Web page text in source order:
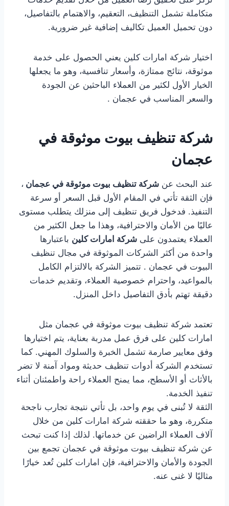
متكاملة تشمل التنظيف، التعقيم، والاهتمام بالتفاصيل،
دون تحميل العميل تكاليف إضافية غير ضرورية.
اختيار شركة امارات كلين يعني الحصول على خدمة
موثوقة، نتائج ممتازة، وأسعار تنافسية، وهو ما يجعلها
الخيار الأول لكثير من العملاء الباحثين عن الجودة
والسعر المناسب في عجمان .
شركة تنظيف بيوت موثوقة في
عجمان
عند البحث عن شركة تنظيف بيوت موثوقة في عجمان ،
فإن الثقة تأتي في المقام الأول قبل السعر أو سرعة
التنفيذ. فدخول فريق تنظيف إلى منزلك يتطلب مستوى
عاليًا من الأمان والاحترافية، وهذا ما جعل الكثير من
العملاء يعتمدون على شركة امارات كلين باعتبارها
واحدة من أكثر الشركات الموثوقة في مجال تنظيف
البيوت في عجمان . تتميز الشركة بالالتزام الكامل
بالمواعيد، واحترام خصوصية العملاء، وتقديم خدمات
دقيقة تهتم بأدق التفاصيل داخل المنزل.
تعتمد شركة تنظيف بيوت موثوقة في عجمان مثل
امارات كلين على فرق عمل مدربة بعناية، يتم اختيارها
وفق معايير صارمة تشمل الخبرة والسلوك المهني. كما
تستخدم الشركة أدوات تنظيف حديثة ومواد آمنة لا تضر
بالأثاث أو الأسطح، مما يمنح العملاء راحة واطمئنان أثناء
تنفيذ الخدمة.
الثقة لا تُبنى في يوم واحد، بل تأتي نتيجة تجارب ناجحة
متكررة، وهو ما حققته شركة امارات كلين من خلال
آلاف العملاء الراضين عن خدماتها. لذلك إذا كنت تبحث
عن شركة تنظيف بيوت موثوقة في عجمان تجمع بين
الجودة والأمان والاحترافية، فإن امارات كلين تُعد خيارًا
مثاليًا لا غنى عنه.